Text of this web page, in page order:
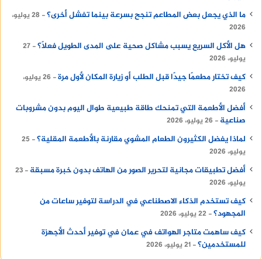
ما الذي يجعل بعض المطاعم تنجح بسرعة بينما تفشل أخرى؟
28 يوليو،
2026
هل الأكل السريع يسبب مشاكل صحية على المدى الطويل فعلًا؟ 27
يوليو، 2026
كيف تختار مطعمًا جيدًا قبل الطلب أو زيارة المكان لأول مرة
26 يوليو،
2026
أفضل الأطعمة التي تمنحك طاقة طبيعية طوال اليوم بدون مشروبات
صناعية
26 يوليو، 2026
لماذا يفضل الكثيرون الطعام المشوي مقارنة بالأطعمة المقلية؟
25
يوليو، 2026
أفضل تطبيقات مجانية لتحرير الصور من الهاتف بدون خبرة مسبقة
23
يوليو، 2026
كيف تستخدم الذكاء الاصطناعي في الدراسة لتوفير ساعات من
المجهود؟ 22 يوليو، 2026
كيف ساهمت متاجر الهواتف في عمان في توفير أحدث الأجهزة
للمستخدمين؟ 21 يوليو، 2026